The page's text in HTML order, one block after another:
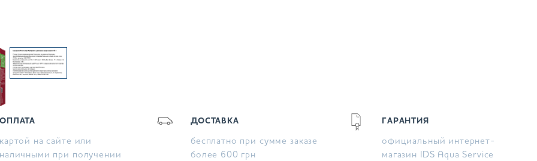
ОПЛАТА
картой на сайте или
наличными при получении
ДОСТАВКА
бесплатно при сумме заказе
более 600 грн
ГАРАНТИЯ
официальный интернет-
магазин IDS Aqua Service